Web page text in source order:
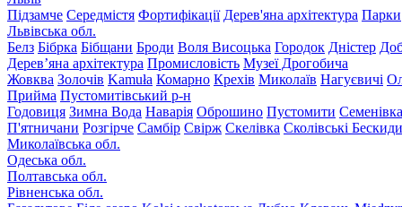
Підзамче Середмістя Фортифікації Дерев'яна архітектура Парки
Львівська обл.
Белз Бібрка Бібщани Броди Воля Висоцька Городок Дністер
Дерев’яна архітектура Промисловість Музеї Дрогобича
Жовква Золочів Kamuła Комарно Крехів Миколаїв Нагуєвичі
Прийма Пустомитівський р-н
Годовиця Зимна Вода Наварія Оброшино Пустомити Семенівка
П'ятничани Розгірче Самбір Свірж Скелівка Сколівські Бескиди
Миколаївська обл.
Одеська обл.
Полтавська обл.
Рівненська обл.